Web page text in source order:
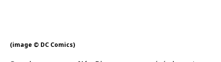
(image © DC Comics)